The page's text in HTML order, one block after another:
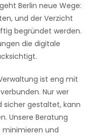
Berlin neue Wege:
und der Verzicht
begründet werden.
die digitale
ist eng mit
Nur wer
sicher gestaltet, kann
Unsere Beratung
minimieren und